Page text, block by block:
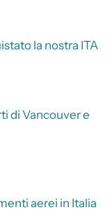
la nostra ITA
di Vancouver e
aerei in Italia